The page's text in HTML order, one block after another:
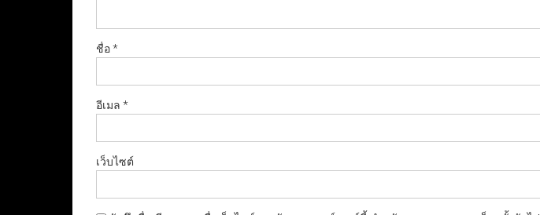
ชื่อ*
อีเมล *
เว็บไซต์